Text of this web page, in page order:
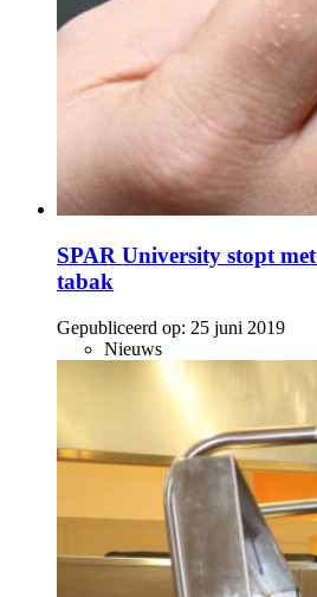
SPAR University stopt
tabak
Gepubliceerd op: 25 juni 2019
Nieuws